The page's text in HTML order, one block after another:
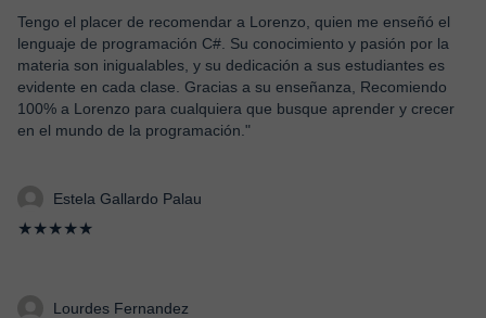
Tengo el placer de recomendar a Lorenzo, quien me enseñó el
lenguaje de programación C#. Su conocimiento y pasión por la
materia son inigualables, y su dedicación a sus estudiantes es
evidente en cada clase. Gracias a su enseñanza, Recomiendo
100% a Lorenzo para cualquiera que busque aprender y crecer
en el mundo de la programación."
Estela Gallardo Palau
★★★★★
Lourdes Fernandez